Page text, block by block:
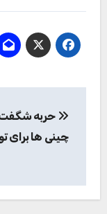
نوشته
حربه شگفت
چینی ها برای